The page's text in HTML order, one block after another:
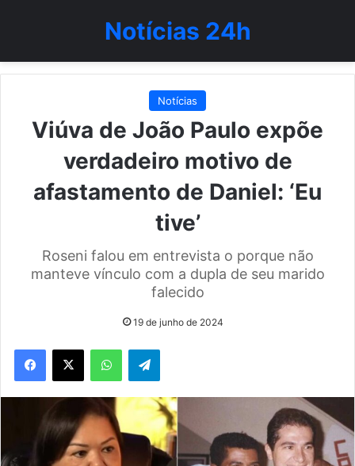
Notícias 24h
Notícias
Viúva de João Paulo expõe
verdadeiro motivo de
afastamento de Daniel: ‘Eu
tive’
Roseni falou em entrevista o porque não
manteve vínculo com a dupla de seu marido
falecido
19 de junho de 2024
WhatsAppTelegram